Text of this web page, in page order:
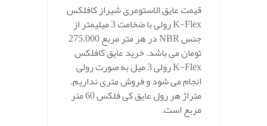
قیمت عایق الاستومری شیراز کافلکس
K-Flex رولی با ضخامت 3 میلیمتر از
جنس NBR در هر متر مربع 275.000
تومان می باشد. خرید عایق کافلکس
K-Flex رولی 3 میل به صورت رولی
انجام می شود و فروش متری نداریم.
متراژ هر رول عایق کی فلکس 60 متر
مربع است.